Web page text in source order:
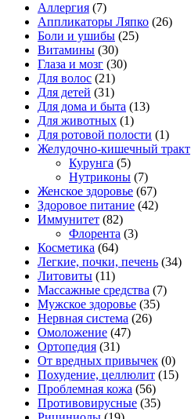
Аллергия (7)
Аппликаторы Ляпко (26)
Боли и ушибы (25)
Витамины (30)
Глаза и мозг (30)
Для волос (21)
Для детей (31)
Для дома и быта (13)
Для животных (1)
Для ротовой полости (1)
Желудочно-кишечный тракт
Курунга (5)
Нутриконы (7)
Женское здоровье (67)
Здоровое питание (42)
Иммунитет (82)
Флорента (3)
Косметика (64)
Легкие, почки, печень (34)
Литовиты (11)
Массажные средства (7)
Мужское здоровье (35)
Нервная система (26)
Омоложение (47)
Ортопедия (31)
От вредных привычек (0)
Похудение, целлюлит (15)
Проблемная кожа (56)
Противовирусные (35)